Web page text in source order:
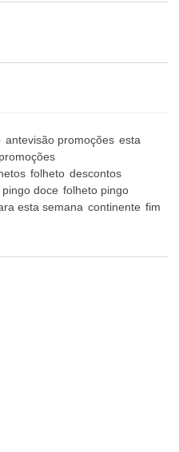
antevisão promoções esta
promoções
folheto descontos
pingo doce folheto pingo
esta semana continente fim